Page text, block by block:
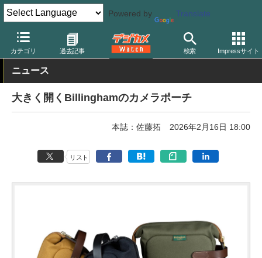
Powered by Translate
カテゴリ 過去記事 検索 Impressサイト
デジカメ Watch 撮影用品 カメラバッグ
ニュース
大きく開くBillinghamのカメラポーチ
本誌：佐藤拓 2026年2月16日 18:00
リスト